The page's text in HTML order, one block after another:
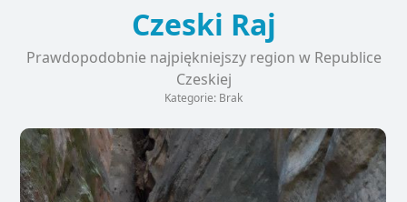
Czeski Raj
Prawdopodobnie najpiękniejszy region w Republice
Czeskiej
Kategorie: Brak